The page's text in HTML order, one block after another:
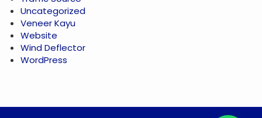
Uncategorized
Veneer Kayu
Website
Wind Deflector
WordPress